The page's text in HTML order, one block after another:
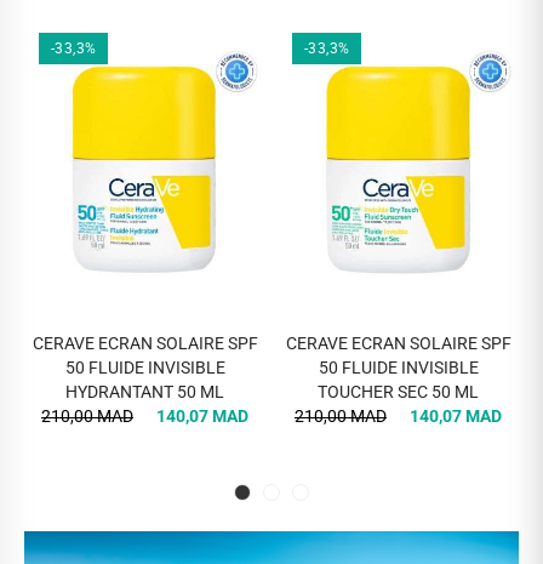
-33,3%
CERAVE ECRAN SOLAIRE SPF
50 FLUIDE INVISIBLE
HYDRANTANT 50 ML
210,00 MAD
140,07 MAD
-33,3%
CERAVE ECRAN SOLAIRE SPF
50 FLUIDE INVISIBLE
TOUCHER SEC 50 ML
210,00 MAD
140,07 MAD